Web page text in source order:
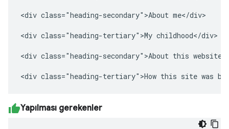
<div class="heading-secondary">About me</div>
<div class="heading-tertiary">My childhood</div>
<div class="heading-secondary">About this
<div class="heading-tertiary">How this site was
Yapılması gerekenler